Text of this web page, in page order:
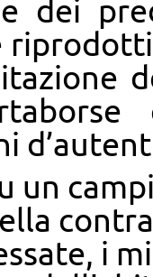
dei
un
i